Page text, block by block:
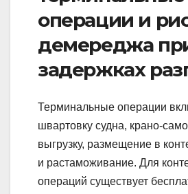
операции и
демереджа
задержках
Терминальные операции
швартовку судна,
выгрузку, размещение в
и растаможивание. Для
операций существует